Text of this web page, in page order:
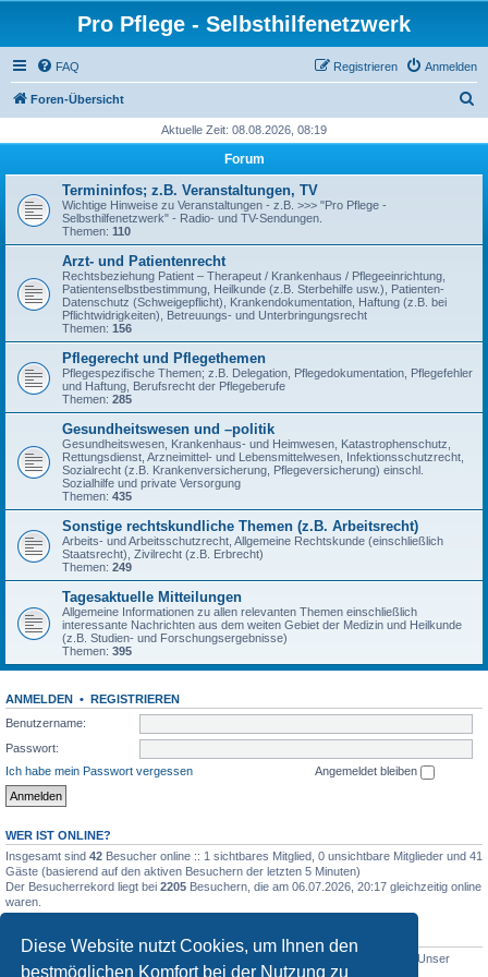
Diese Website nutzt Cookies, um Ihnen den
bestmöglichen Komfort bei der Nutzung zu
Pro Pflege - Selbsthilfenetzwerk
FAQ Anmelden
Registrieren
Foren-Übersicht
h
Aktuelle Zeit: 08.08.2026, 08:19
Forum
Termininfos; z.B. Veranstaltungen, TV
Wichtige Hinweise zu Veranstaltungen - z.B. >>> "Pro Pflege -
Selbsthilfenetzwerk" - Radio- und TV-Sendungen.
Themen: 110
Arzt- und Patientenrecht
Rechtsbeziehung Patient – Therapeut / Krankenhaus / Pflegeeinrichtung,
Patientenselbstbestimmung, Heilkunde (z.B. Sterbehilfe usw.), Patienten-
Datenschutz (Schweigepflicht), Krankendokumentation, Haftung (z.B. bei
Pflichtwidrigkeiten), Betreuungs- und Unterbringungsrecht
Themen: 156
Pflegerecht und Pflegethemen
Pflegespezifische Themen; z.B. Delegation, Pflegedokumentation, Pflegefehler
und Haftung, Berufsrecht der Pflegeberufe
Themen: 285
Gesundheitswesen und –politik
Gesundheitswesen, Krankenhaus- und Heimwesen, Katastrophenschutz,
Rettungsdienst, Arzneimittel- und Lebensmittelwesen, Infektionsschutzrecht,
Sozialrecht (z.B. Krankenversicherung, Pflegeversicherung) einschl.
Sozialhilfe und private Versorgung
Themen: 435
Sonstige rechtskundliche Themen (z.B. Arbeitsrecht)
Arbeits- und Arbeitsschutzrecht, Allgemeine Rechtskunde (einschließlich
Staatsrecht), Zivilrecht (z.B. Erbrecht)
Themen: 249
Tagesaktuelle Mitteilungen
Allgemeine Informationen zu allen relevanten Themen einschließlich
interessante Nachrichten aus dem weiten Gebiet der Medizin und Heilkunde
(z.B. Studien- und Forschungsergebnisse)
Themen: 395
ANMELDEN • REGISTRIEREN
Benutzername:
Passwort:
Ich habe mein Passwort vergessen
Angemeldet bleiben
WER IST ONLINE?
Insgesamt sind 42 Besucher online :: 1 sichtbares Mitglied, 0 unsichtbare Mitglieder und 41
Gäste (basierend auf den aktiven Besuchern der letzten 5 Minuten)
Der Besucherrekord liegt bei 2205 Besuchern, die am 06.07.2026, 20:17 gleichzeitig online
waren.
STATISTIK
• Themen insgesamt
• Unser
neuestes Mitglied:WernerSchell